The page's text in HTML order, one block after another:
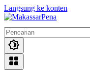
Langsung ke konten